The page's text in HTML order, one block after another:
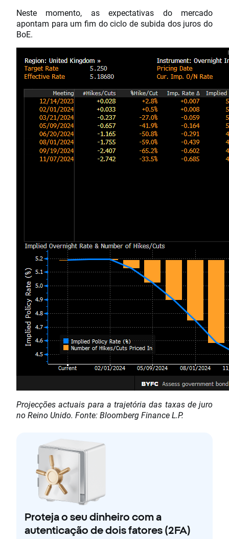
Neste momento, as expectativas do mercado
apontam para um fim do ciclo de subida dos juros do
BoE.
Projecções actuais para a trajetória das taxas de juro
no Reino Unido. Fonte: Bloomberg Finance L.P.
Proteja o seu dinheiro com a
autenticação de dois fatores (2FA)